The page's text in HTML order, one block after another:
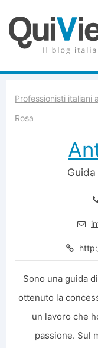
Professionisti italiani
Rosa
Sono una guida
ottenuto la
un lavoro che
passione. Sul